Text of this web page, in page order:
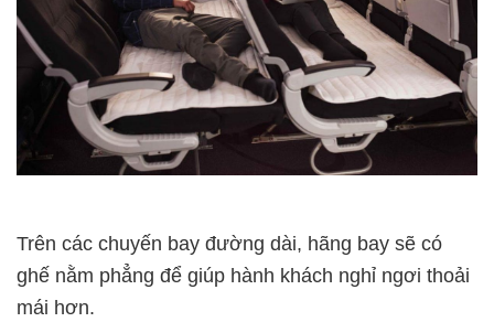
Trên các chuyến bay đường dài, hãng bay sẽ có
ghế nằm phẳng để giúp hành khách nghỉ ngơi thoải
mái hơn.